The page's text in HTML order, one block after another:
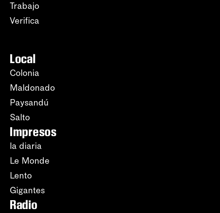
Trabajo
Verifica
Local
Colonia
Maldonado
Paysandú
Salto
Impresos
la diaria
Le Monde
Lento
Gigantes
Radio